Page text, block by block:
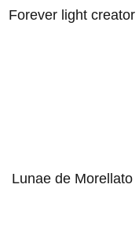
Forever light creator
Lunae de Morellato